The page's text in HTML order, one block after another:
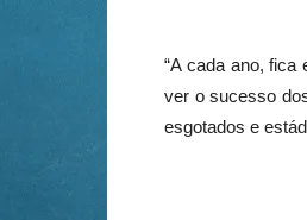
“A cada ano,
ver o sucesso
esgotados e